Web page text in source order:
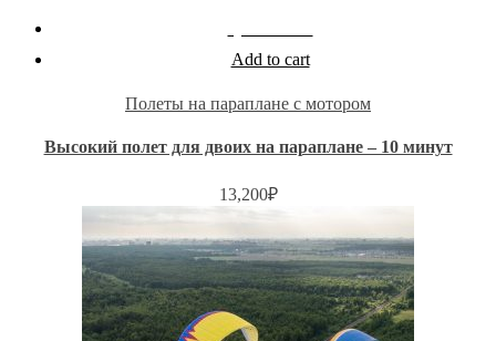
Add to cart
Полеты на параплане с мотором
Высокий полет для двоих на параплане – 10 минут
13,200₽